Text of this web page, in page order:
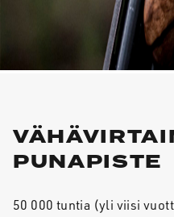
PUNAPISTE
50 000 tuntia (yli viisi